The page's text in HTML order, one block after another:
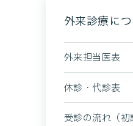
外来診療に
外来担当医表
休診・代診表
受診の流れ（初